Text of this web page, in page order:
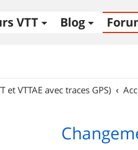
VTT Blog
et VTTAE avec traces GPS)